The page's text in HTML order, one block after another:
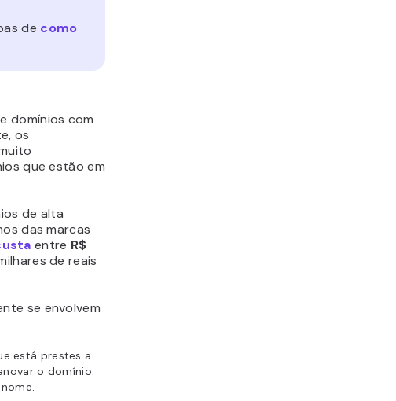
de como
domínios com
os
que estão em
de alta
das marcas
entre R$
de reais
se envolvem
está prestes a
o domínio.